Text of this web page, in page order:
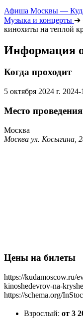
Афиша Москвы —
Музыка и концерты ➔
кинохиты на теплой
Информация
Когда проходит
5 октября 2024 г. 2024-
Место проведения
Москва
Москва ул. Косыгина,
Цены на билеты
https://kudamoscow.ru/
kinoshedevrov-na-
https://schema.org/
Взрослый: от 3